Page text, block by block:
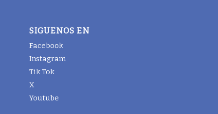
SIGUENOS EN
Facebook
Instagram
Tik Tok
X
Youtube